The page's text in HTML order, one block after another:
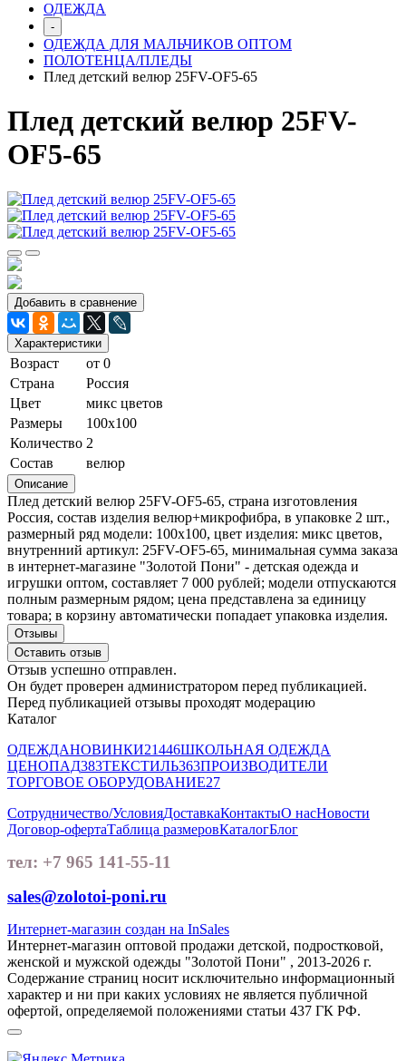
ОДЕЖДА
-
ОДЕЖДА ДЛЯ МАЛЬЧИКОВ ОПТОМ
ПОЛОТЕНЦА/ПЛЕДЫ
Плед детский велюр 25FV-OF5-65
Плед детский велюр 25FV-
OF5-65
Добавить в сравнение
Характеристики
Возраст
от 0
Страна
Россия
Цвет
микс цветов
Размеры
100х100
Количество 2
Состав
велюр
Описание
Плед детский велюр 25FV-OF5-65, страна изготовления
Россия, состав изделия велюр+микрофибра, в упаковке 2 шт.,
размерный ряд модели: 100х100, цвет изделия: микс цветов,
внутренний артикул: 25FV-OF5-65, минимальная сумма заказа
в интернет-магазине "Золотой Пони" - детская одежда и
игрушки оптом, составляет 7 000 рублей; модели отпускаются
полным размерным рядом; цена представлена за единицу
товара; в корзину автоматически попадает упаковка изделия.
Отзывы
Оставить отзыв
Отзыв успешно отправлен.
Он будет проверен администратором перед публикацией.
Перед публикацией отзывы проходят модерацию
Каталог
ОДЕЖДАНОВИНКИ21446ШКОЛЬНАЯ ОДЕЖДА
ЦЕНОПАД383ТЕКСТИЛЬ363ПРОИЗВОДИТЕЛИ
ТОРГОВОЕ ОБОРУДОВАНИЕ27
Сотрудничество/УсловияДоставкаКонтактыО насНовости
Договор-офертаТаблица размеровКаталогБлог
тел: +7 965 141-55-11
sales@zolotoi-poni.ru
Интернет-магазин создан на InSales
Интернет-магазин оптовой продажи детской, подростковой,
женской и мужской одежды "Золотой Пони" , 2013-2026 г.
Содержание страниц носит исключительно информационный
характер и ни при каких условиях не является публичной
офертой, определяемой положениями статьи 437 ГК РФ.